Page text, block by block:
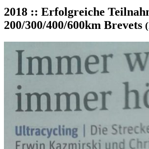
2018 :: Erfolgreiche
200/300/400/600km Brevets